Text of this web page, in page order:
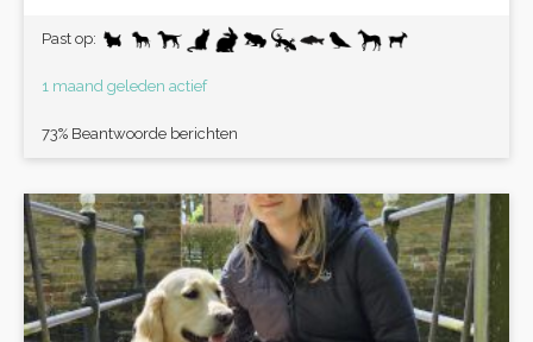
Past op:
1 maand geleden actief
73% Beantwoorde berichten